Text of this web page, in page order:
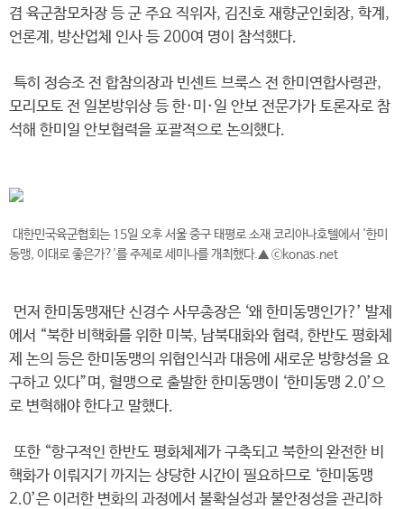
겸 육군참모차장 등 군 주요 직위자, 김진호 재향군인회장, 학계,
언론계, 방산업체 인사 등 200여 명이 참석했다.
특히 정승조 전 합참의장과 빈센트 브룩스 전 한미연합사령관,
모리모토 전 일본방위상 등 한·미·일 안보 전문가가 토론자로 참
석해 한미일 안보협력을 포괄적으로 논의했다.
대한민국육군협회는 15일 오후 서울 중구 태평로 소재 코리아나호텔에서 '한미
동맹, 이대로 좋은가?'를 주제로 세미나를 개최했다.▲ ⓒkonas.net
먼저 한미동맹재단 신경수 사무총장은 ‘왜 한미동맹인가?’ 발제
에서 “북한 비핵화를 위한 미북, 남북대화와 협력, 한반도 평화체
제 논의 등은 한미동맹의 위협인식과 대응에 새로운 방향성을 요
구하고 있다”며, 혈맹으로 출발한 한미동맹이 ‘한미동맹 2.0’으
로 변혁해야 한다고 말했다.
또한 “항구적인 한반도 평화체제가 구축되고 북한의 완전한 비
핵화가 이뤄지기 까지는 상당한 시간이 필요하므로 ‘한미동맹
2.0’은 이러한 변화의 과정에서 불확실성과 불안정성을 관리하